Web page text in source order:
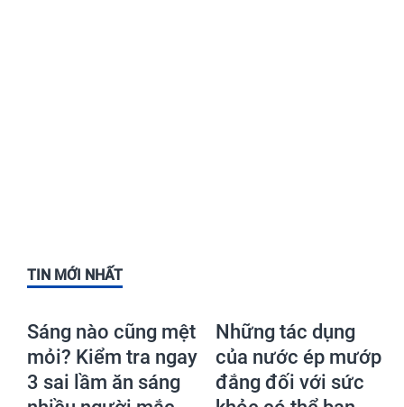
TIN MỚI NHẤT
Sáng nào cũng mệt
mỏi? Kiểm tra ngay
3 sai lầm ăn sáng
Những tác dụng
của nước ép mướp
đắng đối với sức